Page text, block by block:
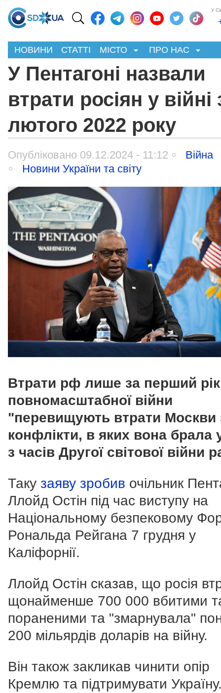
У
НОВИНИ СТАТТІ МІСТО ПРО НАС
У Пентагоні назвали
втрати росіян у війні
лютого 2022 року
Опубліковано 09.12.2024 - 11:12
Війна
Новини України та світу
Втрати рф лише за перший рік
повномасштабної війни
"перевищують втрати Москви
конфлікти, в яких вона брала
з часів Другої світової війни
Таку заяву зробив очільник
Ллойд Остін під час виступу на
Національному безпековому
Рональда Рейгана 7 грудня у
Каліфорнії.
Ллойд Остін сказав, що росія
щонайменше 700 000 вбитими
пораненими та "змарнувала"
200 мільярдів доларів на війну.
Він також закликав чинити опір
Кремлю та підтримувати